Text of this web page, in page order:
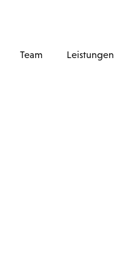
Team Leistungen